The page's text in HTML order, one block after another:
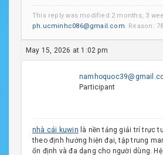
This reply was modified 2 months, 3
ph.ucminhc086@gmail.com. Reason:
May 15, 2026 at 1:02 pm
Participant
nhà cái kuwin là nền tảng giải trí trực
theo định hướng hiện đại, tập trung
ổn định và đa dạng cho người dùng.